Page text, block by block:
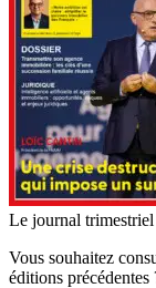
Le journal trimestriel
Vous souhaitez
éditions précédentes